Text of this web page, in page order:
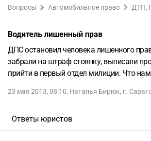
Вопросы Автомобильное право ДТП,
Водитель лишенный прав
ДПС остановил человека лишенного
забрали на штраф стоянку, выписали
прийти в первый отдел милиции. Что нам
23 мая 2013, 08:10, Наталья Бирюк, г.
Ответы юристов